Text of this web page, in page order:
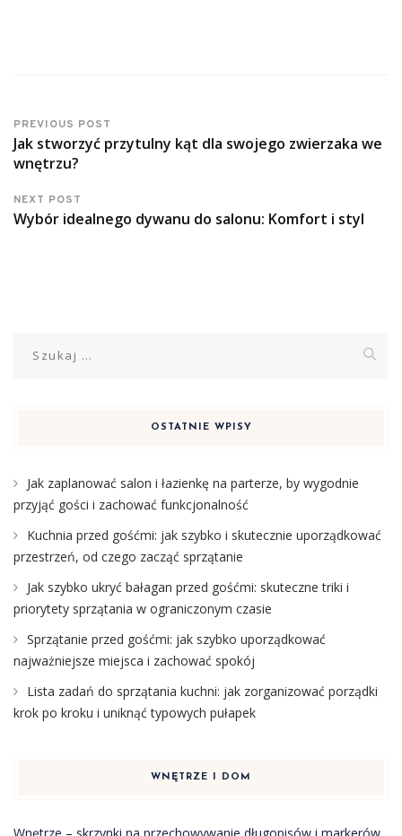
PREVIOUS POST
Jak stworzyć przytulny kąt dla swojego zwierzaka we
wnętrzu?
NEXT POST
Wybór idealnego dywanu do salonu: Komfort i styl
OSTATNIE WPISY
Jak zaplanować salon i łazienkę na parterze, by wygodnie
przyjąć gości i zachować funkcjonalność
Kuchnia przed gośćmi: jak szybko i skutecznie uporządkować
przestrzeń, od czego zacząć sprzątanie
Jak szybko ukryć bałagan przed gośćmi: skuteczne triki i
priorytety sprzątania w ograniczonym czasie
Sprzątanie przed gośćmi: jak szybko uporządkować
najważniejsze miejsca i zachować spokój
Lista zadań do sprzątania kuchni: jak zorganizować porządki
krok po kroku i uniknąć typowych pułapek
WNĘTRZE I DOM